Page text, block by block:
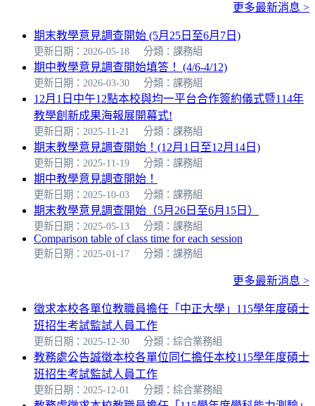
更多最新消息 >
期末教學意見調查開始 (5月25日至6月7日)
更新日期：2026-05-18 分類：課務組
期中教學意見調查開始填答！ (4/6-4/12)
更新日期：2026-03-30 分類：課務組
12月1日中午12點本校與均一平台合作簽約儀式暨114年
教學創新成果海報展開幕式!
更新日期：2025-11-21 分類：課務組
期末教學意見調查開始！(12月1日至12月14日)
更新日期：2025-11-19 分類：課務組
期中教學意見調查開始！
更新日期：2025-10-03 分類：課務組
期末教學意見調查開始（5月26日至6月15日）
更新日期：2025-05-13 分類：課務組
Comparison table of class time for each session
更新日期：2025-01-17 分類：課務組
更多最新消息 >
徵求本校各單位教職員擔任「中正大學」115學年度碩士
班招生考試監試人員工作
更新日期：2025-12-30 分類：綜合業務組
教務處公告誠徵本校各單位同仁擔任本校115學年度碩士
班招生考試監試人員工作
更新日期：2025-12-01 分類：綜合業務組